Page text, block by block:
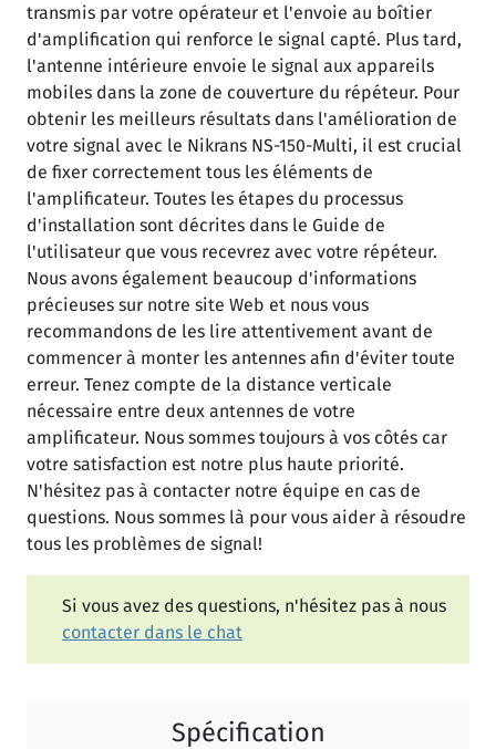
transmis par votre opérateur et l'envoie au boîtier
d'amplification qui renforce le signal capté. Plus tard,
l'antenne intérieure envoie le signal aux appareils
mobiles dans la zone de couverture du répéteur. Pour
obtenir les meilleurs résultats dans l'amélioration de
votre signal avec le Nikrans NS-150-Multi, il est crucial
de fixer correctement tous les éléments de
l'amplificateur. Toutes les étapes du processus
d'installation sont décrites dans le Guide de
l'utilisateur que vous recevrez avec votre répéteur.
Nous avons également beaucoup d'informations
précieuses sur notre site Web et nous vous
recommandons de les lire attentivement avant de
commencer à monter les antennes afin d'éviter toute
erreur. Tenez compte de la distance verticale
nécessaire entre deux antennes de votre
amplificateur. Nous sommes toujours à vos côtés car
votre satisfaction est notre plus haute priorité.
N'hésitez pas à contacter notre équipe en cas de
questions. Nous sommes là pour vous aider à résoudre
tous les problèmes de signal!
Si vous avez des questions, n'hésitez pas à nous
contacter dans le chat
Spécification